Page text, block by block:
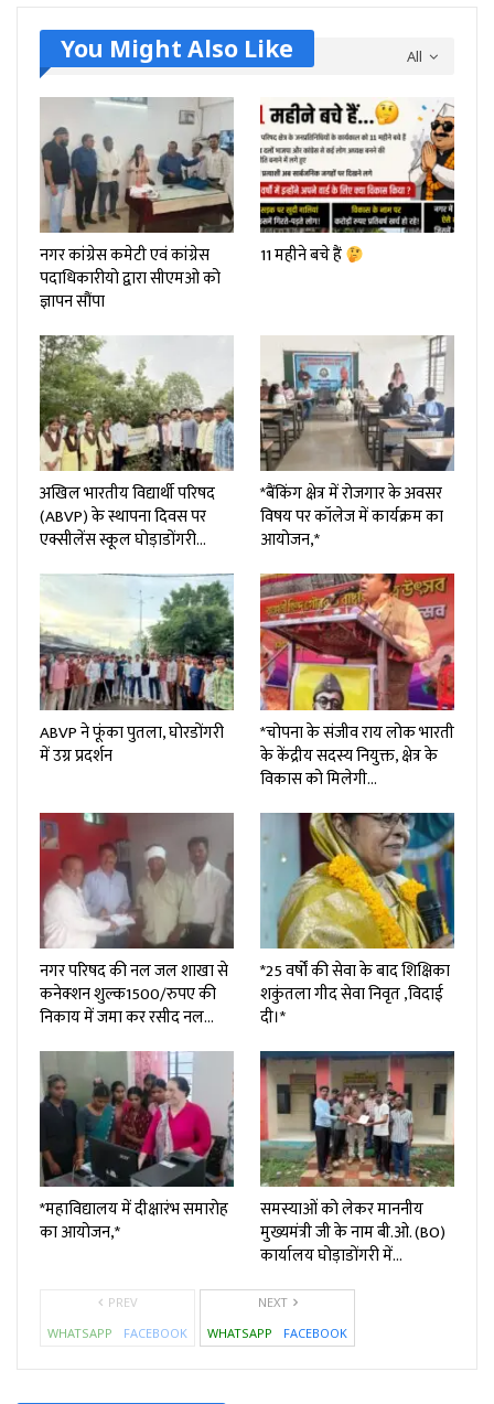
All
You Might Also Like
नगर कांग्रेस कमेटी एवं कांग्रेस
पदाधिकारीयो द्वारा सीएमओ को
ज्ञापन सौंपा
11 महीने बचे हैं
अखिल भारतीय विद्यार्थी परिषद
(ABVP) के स्थापना दिवस पर
एक्सीलेंस स्कूल घोड़ाडोंगरी…
*बैंकिंग क्षेत्र में रोजगार के अवसर
विषय पर कॉलेज में कार्यक्रम का
आयोजन,*
ABVP ने फूंका पुतला, घोरडोंगरी
में उग्र प्रदर्शन
*चोपना के संजीव राय लोक भारती
के केंद्रीय सदस्य नियुक्त, क्षेत्र के
विकास को मिलेगी…
नगर परिषद की नल जल शाखा से
कनेक्शन शुल्क₹1500/रुपए की
निकाय में जमा कर रसीद नल…
*25 वर्षों की सेवा के बाद शिक्षिका
शकुंतला गीद सेवा निवृत ,विदाई
दी।*
*महाविद्यालय में दीक्षारंभ समारोह
का आयोजन,*
समस्याओं को लेकर माननीय
मुख्यमंत्री जी के नाम बी.ओ. (BO)
कार्यालय घोड़ाडोंगरी में…
PREV
WHATSAPP
FACEBOOK
NEXT
WHATSAPP
FACEBOOK